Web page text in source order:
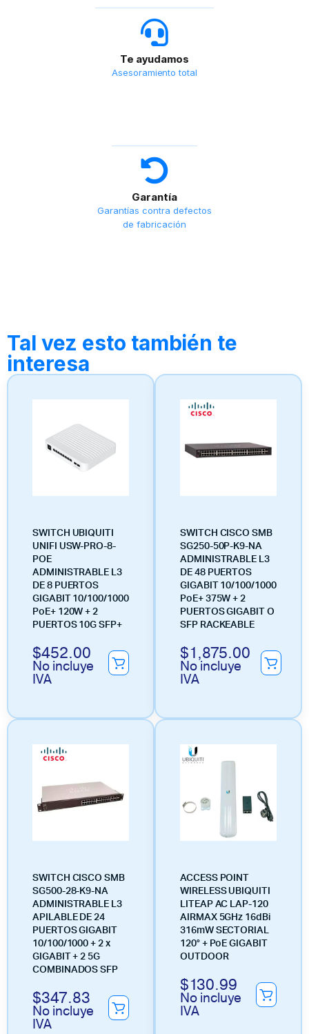
Te ayudamos
Asesoramiento total
Garantía
Garantías contra defectos
de fabricación
Tal vez esto también te
interesa
SWITCH UBIQUITI
UNIFI USW-PRO-8-
POE
ADMINISTRABLE L3
DE 8 PUERTOS
GIGABIT 10/100/1000
PoE+ 120W + 2
PUERTOS 10G SFP+
$452.00
No incluye
IVA
SWITCH CISCO SMB
SG250-50P-K9-NA
ADMINISTRABLE L3
DE 48 PUERTOS
GIGABIT 10/100/1000
PoE+ 375W + 2
PUERTOS GIGABIT O
SFP RACKEABLE
$1,875.00
No incluye
IVA
SWITCH CISCO SMB
SG500-28-K9-NA
ADMINISTRABLE L3
APILABLE DE 24
PUERTOS GIGABIT
10/100/1000 + 2 x
GIGABIT + 2 5G
COMBINADOS SFP
$347.83
No incluye
IVA
ACCESS POINT
WIRELESS UBIQUITI
LITEAP AC LAP-120
AIRMAX 5GHz 16dBi
316mW SECTORIAL
120° + PoE GIGABIT
OUTDOOR
$130.99
No incluye
IVA